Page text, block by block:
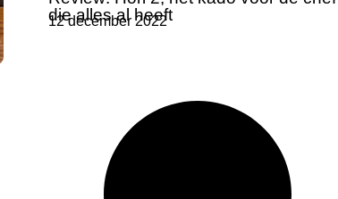
die alles al heeft
12 december 2022